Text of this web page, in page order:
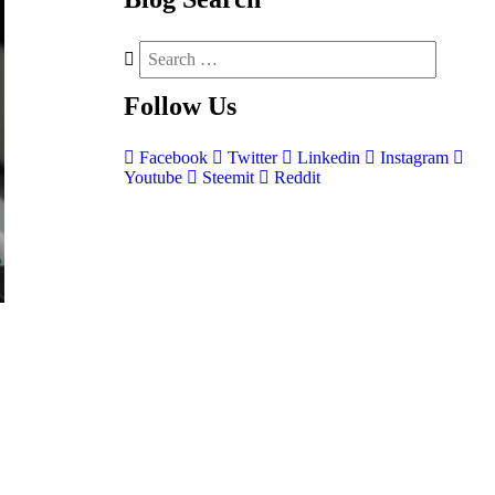
Follow Us
Facebook Twitter Linkedin
Instagram
Youtube
Steemit Reddit